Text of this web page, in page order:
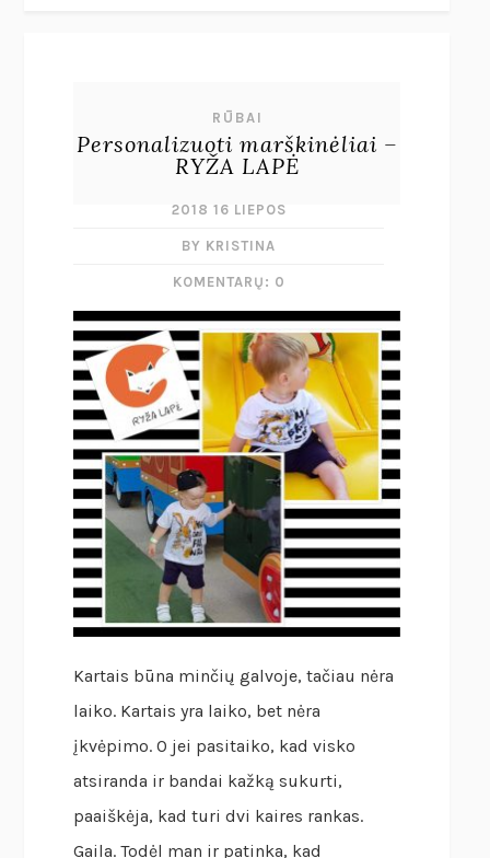
RŪBAI
Personalizuoti marškinėliai –
RYŽA LAPĖ
2018 16 LIEPOS
BY KRISTINA
KOMENTARŲ: 0
Kartais būna minčių galvoje, tačiau nėra
laiko. Kartais yra laiko, bet nėra
įkvėpimo. O jei pasitaiko, kad visko
atsiranda ir bandai kažką sukurti,
paaiškėja, kad turi dvi kaires rankas.
Gaila. Todėl man ir patinka, kad